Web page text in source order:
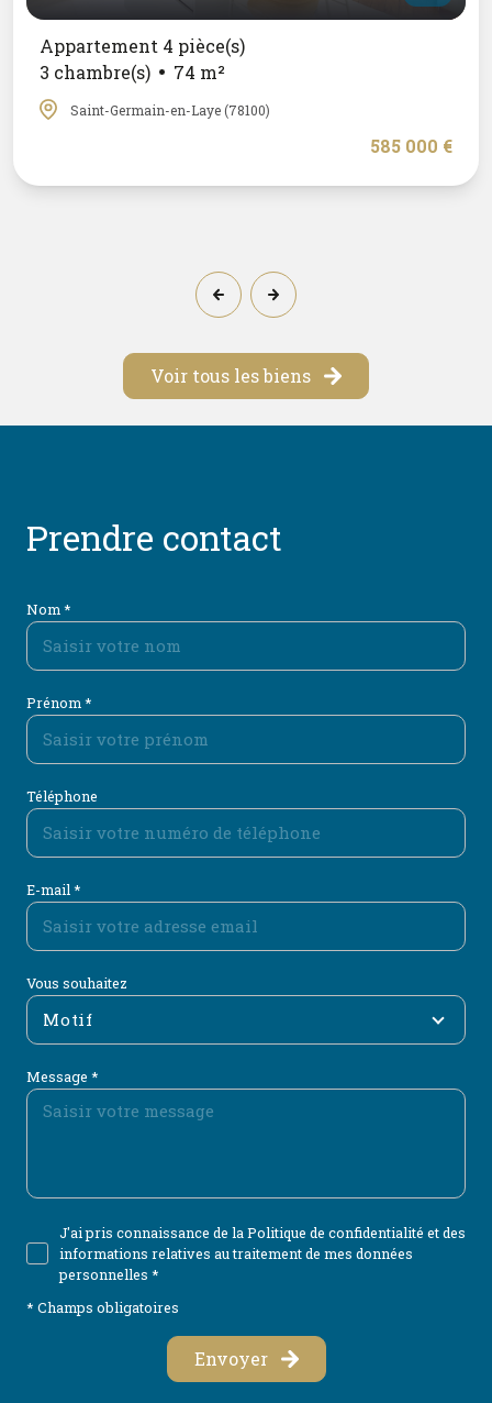
Appartement 4 pièce(s)
3 chambre(s)
74 m²
Saint-Germain-en-Laye (78100)
585 000 €
Voir tous les biens
Prendre contact
Nom *
Prénom *
Téléphone
E-mail *
Vous souhaitez
Motif
Message *
J'ai pris connaissance de la Politique de confidentialité et des
informations relatives au traitement de mes données
personnelles *
* Champs obligatoires
Envoyer